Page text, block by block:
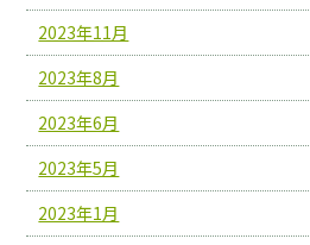
2023年11月
2023年8月
2023年6月
2023年5月
2023年1月